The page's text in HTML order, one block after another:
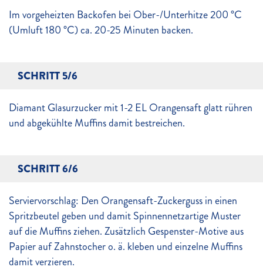
Im vorgeheizten Backofen bei Ober-/Unterhitze 200 °C
(Umluft 180 °C) ca. 20-25 Minuten backen.
SCHRITT 5/6
Diamant Glasurzucker mit 1-2 EL Orangensaft glatt rühren
und abgekühlte Muffins damit bestreichen.
SCHRITT 6/6
Serviervorschlag: Den Orangensaft-Zuckerguss in einen
Spritzbeutel geben und damit Spinnennetzartige Muster
auf die Muffins ziehen. Zusätzlich Gespenster-Motive aus
Papier auf Zahnstocher o. ä. kleben und einzelne Muffins
damit verzieren.